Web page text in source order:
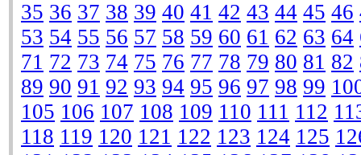
35 36 37 38 39 40 41 42 43 44 45 46
53 54 55 56 57 58 59 60 61 62 63 64
71 72 73 74 75 76 77 78 79 80 81 82
89 90 91 92 93 94 95 96 97 98 99
105 106 107 108 109 110 111 112
118 119 120 121 122 123 124 125